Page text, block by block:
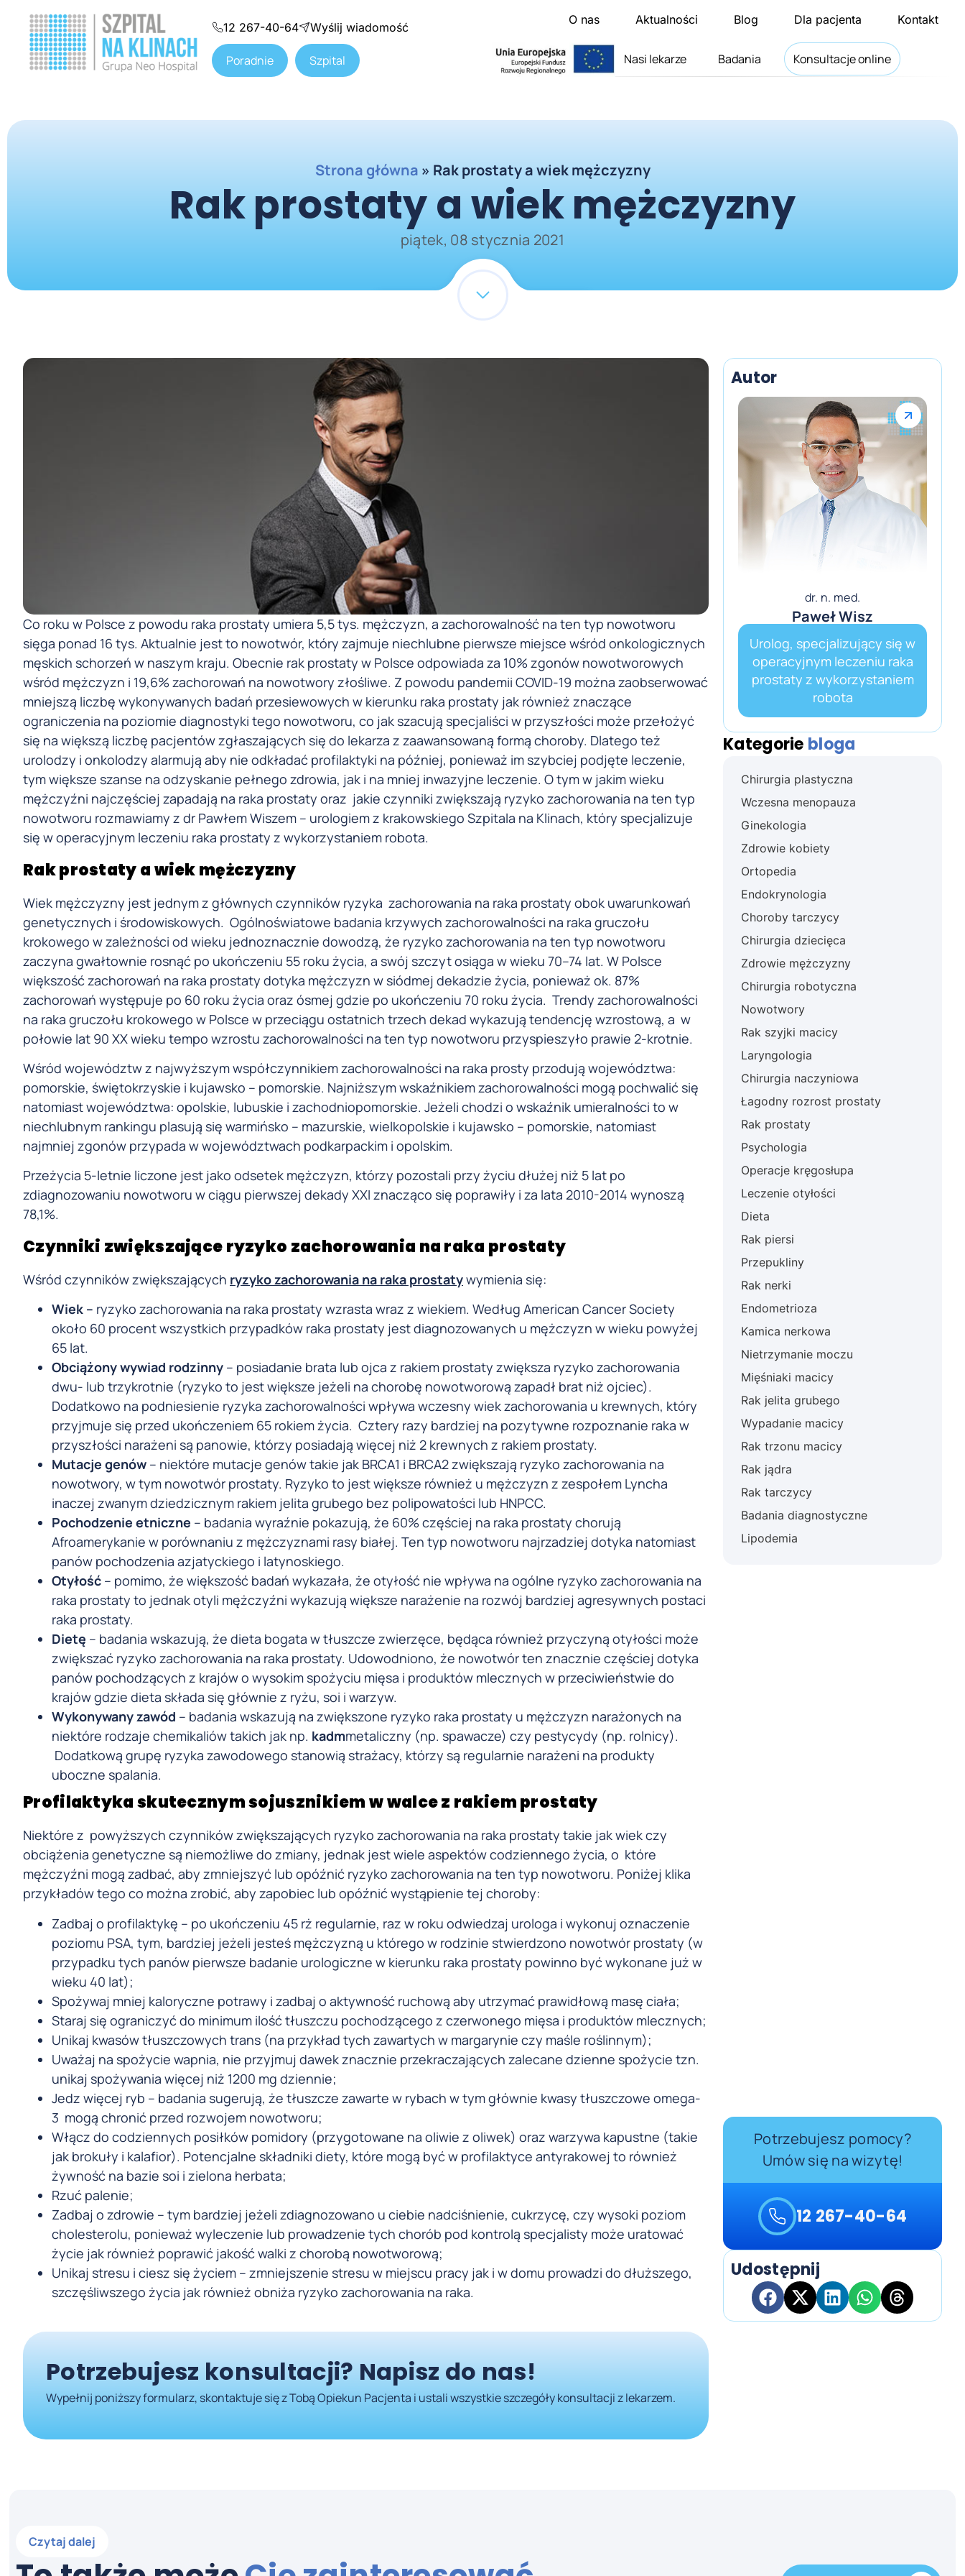
12 267-40-64 Wyślij wiadomość
Poradnie Szpital
O nas Aktualności Blog Dla pacjenta Kontakt
Nasi lekarze Badania Konsultacje online
Strona główna » Rak prostaty a wiek mężczyzny
Rak prostaty a wiek mężczyzny
piątek, 08 stycznia 2021
Co roku w Polsce z powodu raka prostaty umiera 5,5 tys. mężczyzn, a zachorowalność na ten typ nowotworu
sięga ponad 16 tys. Aktualnie jest to nowotwór, który zajmuje niechlubne pierwsze miejsce wśród onkologicznych
męskich schorzeń w naszym kraju. Obecnie rak prostaty w Polsce odpowiada za 10% zgonów nowotworowych
wśród mężczyzn i 19,6% zachorowań na nowotwory złośliwe. Z powodu pandemii COVID-19 można zaobserwować
mniejszą liczbę wykonywanych badań przesiewowych w kierunku raka prostaty jak również znaczące
ograniczenia na poziomie diagnostyki tego nowotworu, co jak szacują specjaliści w przyszłości może przełożyć
się na większą liczbę pacjentów zgłaszających się do lekarza z zaawansowaną formą choroby. Dlatego też
urolodzy i onkolodzy alarmują aby nie odkładać profilaktyki na później, ponieważ im szybciej podjęte leczenie,
tym większe szanse na odzyskanie pełnego zdrowia, jak i na mniej inwazyjne leczenie. O tym w jakim wieku
mężczyźni najczęściej zapadają na raka prostaty oraz jakie czynniki zwiększają ryzyko zachorowania na ten typ
nowotworu rozmawiamy z dr Pawłem Wiszem – urologiem z krakowskiego Szpitala na Klinach, który specjalizuje
się w operacyjnym leczeniu raka prostaty z wykorzystaniem robota.
Rak prostaty a wiek mężczyzny
Wiek mężczyzny jest jednym z głównych czynników ryzyka zachorowania na raka prostaty obok uwarunkowań
genetycznych i środowiskowych. Ogólnoświatowe badania krzywych zachorowalności na raka gruczołu
krokowego w zależności od wieku jednoznacznie dowodzą, że ​​ryzyko zachorowania na ten typ nowotworu
zaczyna gwałtownie rosnąć po ukończeniu 55 roku życia, a swój szczyt osiąga w wieku 70–74 lat. W Polsce
większość zachorowań na raka prostaty dotyka mężczyzn w siódmej dekadzie życia, ponieważ ok. 87%
zachorowań występuje po 60 roku życia oraz ósmej gdzie po ukończeniu 70 roku życia. Trendy zachorowalności
na raka gruczołu krokowego w Polsce w przeciągu ostatnich trzech dekad wykazują tendencję wzrostową, a w
połowie lat 90 XX wieku tempo wzrostu zachorowalności na ten typ nowotworu przyspieszyło prawie 2-krotnie.
Wśród województw z najwyższym współczynnikiem zachorowalności na raka prosty przodują województwa:
pomorskie, świętokrzyskie i kujawsko – pomorskie. Najniższym wskaźnikiem zachorowalności mogą pochwalić się
natomiast województwa: opolskie, lubuskie i zachodniopomorskie. Jeżeli chodzi o wskaźnik umieralności to w
niechlubnym rankingu plasują się warmińsko – mazurskie, wielkopolskie i kujawsko – pomorskie, natomiast
najmniej zgonów przypada w województwach podkarpackim i opolskim.
Przeżycia 5-letnie liczone jest jako odsetek mężczyzn, którzy pozostali przy życiu dłużej niż 5 lat po
zdiagnozowaniu nowotworu w ciągu pierwszej dekady XXI znacząco się poprawiły i za lata 2010-2014 wynoszą
78,1%.
Czynniki zwiększające ryzyko zachorowania na raka prostaty
Wśród czynników zwiększających ryzyko zachorowania na raka prostatywymienia się:
Wiek – ryzyko zachorowania na raka prostaty wzrasta wraz z wiekiem. Według American Cancer Society
około 60 procent wszystkich przypadków raka prostaty jest diagnozowanych u mężczyzn w wieku powyżej
65 lat.
Obciążony wywiad rodzinny – posiadanie brata lub ojca z rakiem prostaty zwiększa ryzyko zachorowania
dwu- lub trzykrotnie (ryzyko to jest większe jeżeli na chorobę nowotworową zapadł brat niż ojciec).
Dodatkowo na podniesienie ryzyka zachorowalności wpływa wczesny wiek zachorowania u krewnych, który
przyjmuje się przed ukończeniem 65 rokiem życia. Cztery razy bardziej na pozytywne rozpoznanie raka w
przyszłości narażeni są panowie, którzy posiadają więcej niż 2 krewnych z rakiem prostaty.
Mutacje genów – niektóre mutacje genów takie jak BRCA1 i BRCA2 zwiększają ryzyko zachorowania na
nowotwory, w tym nowotwór prostaty. Ryzyko to jest większe również u mężczyzn z zespołem Lyncha
inaczej zwanym dziedzicznym rakiem jelita grubego bez polipowatości lub HNPCC.
Pochodzenie etniczne – badania wyraźnie pokazują, że 60% częściej na raka prostaty chorują
Afroamerykanie w porównaniu z mężczyznami rasy białej. Ten typ nowotworu najrzadziej dotyka natomiast
panów pochodzenia azjatyckiego i latynoskiego.
Otyłość – pomimo, że większość badań wykazała, że ​​otyłość nie wpływa na ogólne ryzyko zachorowania na
raka prostaty to jednak otyli mężczyźni wykazują większe narażenie na rozwój bardziej agresywnych postaci
raka prostaty.
Dietę – badania wskazują, że dieta bogata w tłuszcze zwierzęce, będąca również przyczyną otyłości może
zwiększać ryzyko zachorowania na raka prostaty. Udowodniono, że nowotwór ten znacznie częściej dotyka
panów pochodzących z krajów o wysokim spożyciu mięsa i produktów mlecznych w przeciwieństwie do
krajów gdzie dieta składa się głównie z ryżu, soi i warzyw.
Wykonywany zawód – badania wskazują na zwiększone ryzyko raka prostaty u mężczyzn narażonych na
niektóre rodzaje chemikaliów takich jak np. kadmmetaliczny (np. spawacze) czy pestycydy (np. rolnicy).
Dodatkową grupę ryzyka zawodowego stanowią strażacy, którzy są regularnie narażeni na produkty
uboczne spalania.
Profilaktyka skutecznym sojusznikiem w walce z rakiem prostaty
Niektóre z powyższych czynników zwiększających ryzyko zachorowania na raka prostaty takie jak wiek czy
obciążenia genetyczne są niemożliwe do zmiany, jednak jest wiele aspektów codziennego życia, o które
mężczyźni mogą zadbać, aby zmniejszyć lub opóźnić ryzyko zachorowania na ten typ nowotworu. Poniżej klika
przykładów tego co można zrobić, aby zapobiec lub opóźnić wystąpienie tej choroby:
Zadbaj o profilaktykę – po ukończeniu 45 rż regularnie, raz w roku odwiedzaj urologa i wykonuj oznaczenie
poziomu PSA, tym, bardziej jeżeli jesteś mężczyzną u którego w rodzinie stwierdzono nowotwór prostaty (w
przypadku tych panów pierwsze badanie urologiczne w kierunku raka prostaty powinno być wykonane już w
wieku 40 lat);
Spożywaj mniej kaloryczne potrawy i zadbaj o aktywność ruchową aby utrzymać prawidłową masę ciała;
Staraj się ograniczyć do minimum ilość tłuszczu pochodzącego z czerwonego mięsa i produktów mlecznych;
Unikaj kwasów tłuszczowych trans (na przykład tych zawartych w margarynie czy maśle roślinnym);
Uważaj na spożycie wapnia, nie przyjmuj dawek znacznie przekraczających zalecane dzienne spożycie tzn.
unikaj spożywania więcej niż 1200 mg dziennie;
Jedz więcej ryb – badania sugerują, że tłuszcze zawarte w rybach w tym głównie kwasy tłuszczowe omega-
3 mogą chronić przed rozwojem nowotworu;
Włącz do codziennych posiłków pomidory (przygotowane na oliwie z oliwek) oraz warzywa kapustne (takie
jak brokuły i kalafior). Potencjalne składniki diety, które mogą być w profilaktyce antyrakowej to również
żywność na bazie soi i zielona herbata;
Rzuć palenie;
Zadbaj o zdrowie – tym bardziej jeżeli zdiagnozowano u ciebie nadciśnienie, cukrzycę, czy wysoki poziom
cholesterolu, ponieważ wyleczenie lub prowadzenie tych chorób pod kontrolą specjalisty może uratować
życie jak również poprawić jakość walki z chorobą nowotworową;
Unikaj stresu i ciesz się życiem – zmniejszenie stresu w miejscu pracy jak i w domu prowadzi do dłuższego,
szczęśliwszego życia jak również obniża ryzyko zachorowania na raka.
Potrzebujesz konsultacji? Napisz do nas!
Wypełnij poniższy formularz, skontaktuje się z Tobą Opiekun Pacjenta i ustali wszystkie szczegóły konsultacji z lekarzem.
Autor
dr. n. med.
Paweł Wisz
Urolog, specjalizujący się w
operacyjnym leczeniu raka
prostaty z wykorzystaniem
robota
Kategorie bloga
Chirurgia plastyczna
Wczesna menopauza
Ginekologia
Zdrowie kobiety
Ortopedia
Endokrynologia
Choroby tarczycy
Chirurgia dziecięca
Zdrowie mężczyzny
Chirurgia robotyczna
Nowotwory
Rak szyjki macicy
Laryngologia
Chirurgia naczyniowa
Łagodny rozrost prostaty
Rak prostaty
Psychologia
Operacje kręgosłupa
Leczenie otyłości
Dieta
Rak piersi
Przepukliny
Rak nerki
Endometrioza
Kamica nerkowa
Nietrzymanie moczu
Mięśniaki macicy
Rak jelita grubego
Wypadanie macicy
Rak trzonu macicy
Rak jądra
Rak tarczycy
Badania diagnostyczne
Lipodemia
Potrzebujesz pomocy?
Umów się na wizytę!
12 267-40-64
Udostępnij
Czytaj dalej